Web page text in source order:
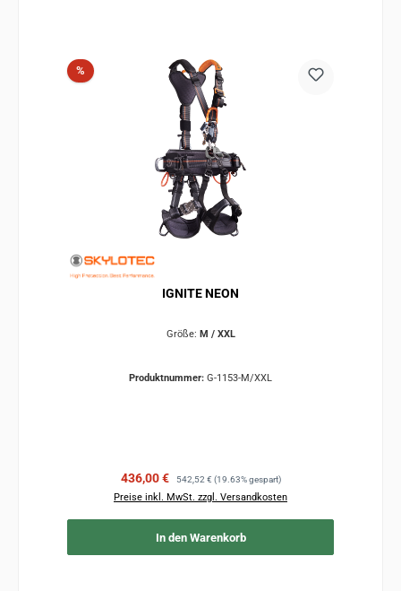
%Rabatt
IGNITE NEON
Größe: M / XXL
Produktnummer: G-1153-M/XXL
Verkaufspreis:
436,00 € Regulärer Preis:
542,52 € (19.63% gespart)
Preise inkl. MwSt. zzgl. Versandkosten
In den Warenkorb